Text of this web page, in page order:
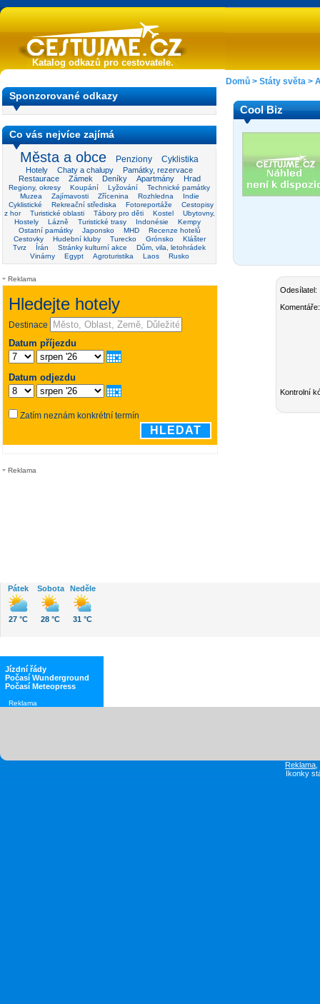
Katalog odkazů pro cestovatele.
Sponzorované odkazy
Co vás nejvíce zajímá
Města a obce Penziony Cyklistika
Hotely Chaty a chalupy
Památky, rezervace
Restaurace
Zámek Deníky Apartmány Hrad
Regiony, okresy Koupání Lyžování
Technické památky
Muzea
Zajímavosti Zřícenina Rozhledna
Indie
Cyklistické
Rekreační střediska Fotoreportáže
Cestopisy
z hor
Turistické oblasti Tábory pro děti Kostel
Ubytovny,
Hostely
Lázně Turistické trasy Indonésie
Kempy
Ostatní památky
Japonsko MHD
Recenze hotelů
Cestovky
Hudební kluby Turecko Grónsko
Klášter
Tvrz
Írán Stránky kulturní akce
Dům, vila, letohrádek
Vinárny
Egypt Agroturistika Laos Rusko
Reklama
Reklama
Domů > Státy světa >
Cool Biz
Odesílatel:
Komentáře:
Kontrolní
Pátek
27 °C
Sobota
28 °C
Neděle
31 °C
Jízdní řády
Počasí Wunderground
Počasí Meteopress
Reklama
Reklama
Ikonky